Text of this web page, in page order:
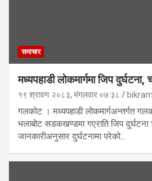
समाचार
मध्यपहाडी लोकमार्गमा जिप
१९ श्रावण २०८३, मंगलवार ०७:३८ bikram
गलकोट । मध्यपहाडी लोकमार्गअन्तर्गत
भलाबोट सडकखण्डमा गएराति जिप
जानकारीअनुसार दुर्घटनामा परेको…